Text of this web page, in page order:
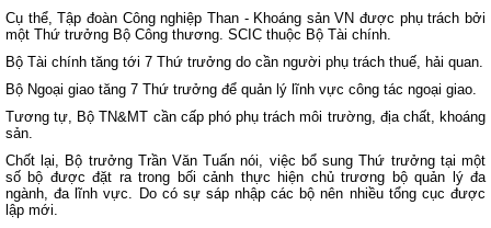
Cụ thể, Tập đoàn Công nghiệp Than - Khoáng sản VN được phụ trách bởi
một Thứ trưởng Bộ Công thương. SCIC thuộc Bộ Tài chính.
Bộ Tài chính tăng tới 7 Thứ trưởng do cần người phụ trách thuế, hải quan.
Bộ Ngoại giao tăng 7 Thứ trưởng để quản lý lĩnh vực công tác ngoại giao.
Tương tự, Bộ TN&MT cần cấp phó phụ trách môi trường, địa chất, khoáng
sản.
Chốt lại, Bộ trưởng Trần Văn Tuấn nói, việc bổ sung Thứ trưởng tại một
số bộ được đặt ra trong bối cảnh thực hiện chủ trương bộ quản lý đa
ngành, đa lĩnh vực. Do có sự sáp nhập các bộ nên nhiều tổng cục được
lập mới.